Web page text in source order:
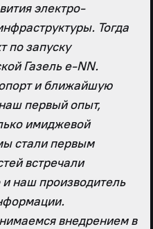
электро-
Тогда
по запуску
Газель e-NN.
и ближайшую
первый опыт,
имиджевой
стали первым
встречали
наш производитель
внедрением в